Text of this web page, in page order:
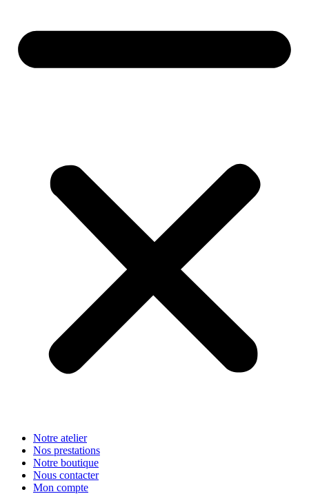
Notre atelier
Nos prestations
Notre boutique
Nous contacter
Mon compte